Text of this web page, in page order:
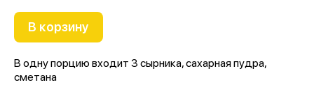
В корзину
В одну порцию входит 3 сырника, сахарная пудра,
сметана